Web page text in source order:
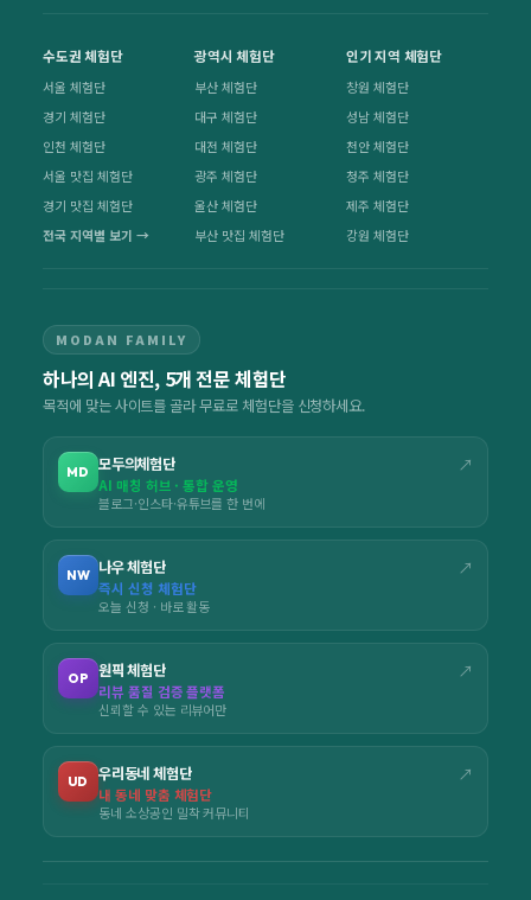
수도권 체험단
서울 체험단
경기 체험단
인천 체험단
서울 맛집 체험단
경기 맛집 체험단
전국 지역별 보기 →
광역시 체험단
부산 체험단
대구 체험단
대전 체험단
광주 체험단
울산 체험단
부산 맛집 체험단
인기 지역 체험단
창원 체험단
성남 체험단
천안 체험단
청주 체험단
제주 체험단
강원 체험단
MODAN FAMILY
하나의 AI 엔진, 5개 전문 체험단
목적에 맞는 사이트를 골라 무료로 체험단을 신청하세요.
MD 모두의체험단 ↗
AI 매칭 허브 · 통합 운영
블로그·인스타·유튜브를 한 번에
NW 나우 체험단 ↗
즉시 신청 체험단
오늘 신청 · 바로 활동
OP 원픽 체험단 ↗
리뷰 품질 검증 플랫폼
신뢰할 수 있는 리뷰어만
UD 우리동네 체험단 ↗
내 동네 맞춤 체험단
동네 소상공인 밀착 커뮤니티